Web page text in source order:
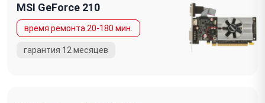
MSI GeForce 210